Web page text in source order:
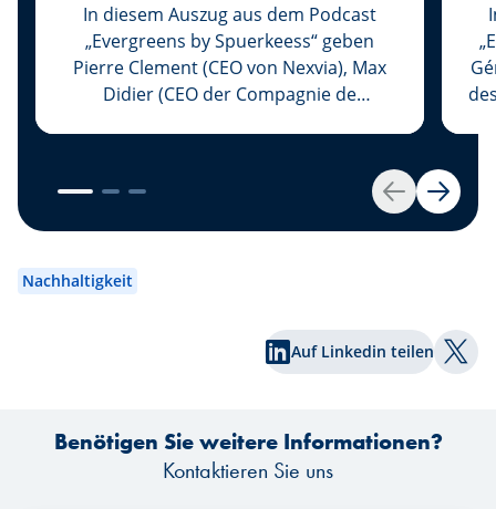
ZurückWeiter
In diesem Auszug aus dem Podcast
„Evergreens by Spuerkeess“ geben
Pierre Clement (CEO von Nexvia), Max
Didier (CEO der Compagnie de
Luxembourg) sowie Charles Pletsch
(Leiter Retail Banking bei Spuerkeess)
Entwicklungen auf dem
verändert sich der Markt angesichts
steigender Zinsen, einer rückläufigen
könnten dazu beitragen, die Dynamik
des Immobiliensektors wieder
Nachhaltigkeit
Auf Linkedin teilen Auf
Benötigen Sie weitere Informationen?
Kontaktieren Sie uns